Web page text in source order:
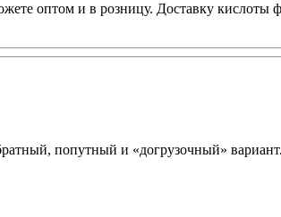
оптом и в розницу. Доставку кислоты
попутный и «догрузочный»